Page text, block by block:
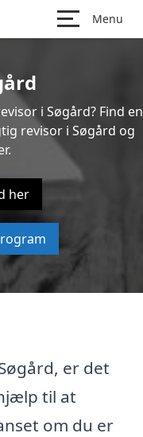
Menu
i Søgård? Find en
revisor i Søgård og
her
er det
til at
om du er